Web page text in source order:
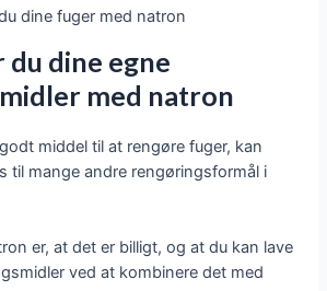
du dine egne
med natron
middel til at rengøre fuger, kan
til mange andre rengøringsformål i
er, at det er billigt, og at du kan lave
ved at kombinere det med